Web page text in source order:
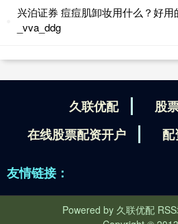
兴泊证券 痘痘肌卸妆用什么？好
_vva_ddg
久联优配
股
在线股票配资开户
配
友情链接：
Powered by 久联优配